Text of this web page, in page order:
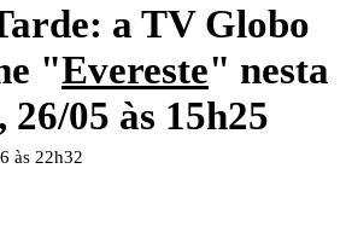
a TV Globo
"Evereste" nesta
05 às 15h25
às 22h32